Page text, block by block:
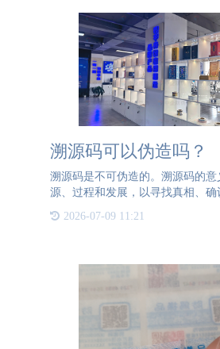
溯源码可以伪造吗？
溯源码是不可伪造的。溯源码的
源、过程和发展，以寻找真相、确
供了一种有效的手段来追查和解决
2026-07-09 11:21